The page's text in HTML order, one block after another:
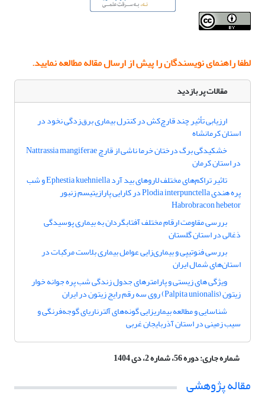
لطفاراهنمای نویسندگانرا پیش از ارسال مقاله مطالعه نمایید.
مقالات پر بازدید
ارزیابی تأثیر چند قارچ‌کش در کنترل بیماری برق‌زدگی نخود در
استان کرمانشاه
خشکیدگی برگ درختان خرما ناشی از قارچ Nattrassia mangiferae
در استان کرمان
تاثیر تراکم‌های مختلف لاروهای بید آرد Ephestia kuehniella و شب
پره هندی Plodia interpunctella در کارایی پارازیتیسم زنبور
Habrobracon hebetor
بررسی مقاومت ارقام مختلف آفتابگردان به بیماری پوسیدگی
ذغالی در استان گلستان
بررسی فنوتیپی و بیماری‌زایی عوامل بیماری بلاست مرکبات در
استان‌های شمال ایران
ویژگی های زیستی و پارامترهای جدول زندگی شب پره جوانه خوار
زیتون (Palpita unionalis) روی سه رقم رایج زیتون در ایران
شناسایی و مطالعه بیماریزایی گونه‌های آلترناریای گوجه‌فرنگی و
سیب زمینی در استان آذربایجان غربی
شماره جاری:دوره 56، شماره 2، دی 1404
مقاله پژوهشی